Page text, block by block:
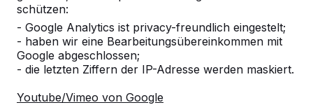
schützen:
- Google Analytics ist privacy-freundlich eingestelt;
- haben wir eine Bearbeitungsübereinkommen mit
Google abgeschlossen;
- die letzten Ziffern der IP-Adresse werden maskiert.
Youtube/Vimeo von Google
Kategorie
Alles anzeigen
Ort oder Postleitzahl suchen